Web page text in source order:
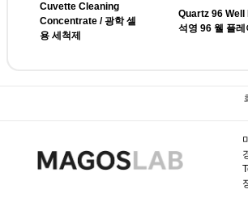
Cuvette Cleaning
Concentrate / 광학 셀
용 세척제
Quartz 96 Well
석영 96 웰 플레